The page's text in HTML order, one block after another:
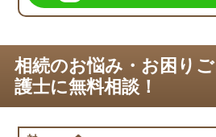
相続のお悩み・お困り
護士に無料相談！